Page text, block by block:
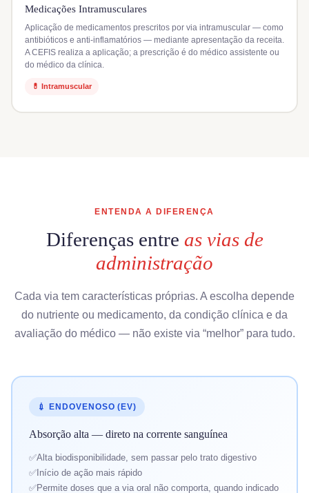
Medicações Intramusculares
Aplicação de medicamentos prescritos por via intramuscular — como
antibióticos e anti-inflamatórios — mediante apresentação da receita.
A CEFIS realiza a aplicação; a prescrição é do médico assistente ou
do médico da clínica.
💊 Intramuscular
ENTENDA A DIFERENÇA
Diferenças entre as vias de
administração
Cada via tem características próprias. A escolha depende
do nutriente ou medicamento, da condição clínica e da
avaliação do médico — não existe via “melhor” para tudo.
💉 ENDOVENOSO (EV)
Absorção alta — direto na corrente sanguínea
Alta biodisponibilidade, sem passar pelo trato digestivo
Início de ação mais rápido
Permite doses que a via oral não comporta, quando indicado